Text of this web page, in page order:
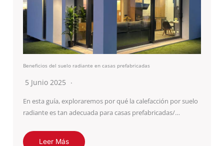
Beneficios del suelo radiante en casas prefabricadas
5 Junio 2025
En esta guía, exploraremos por qué la calefacción por suelo
radiante es tan adecuada para casas prefabricadas/…
Leer Más